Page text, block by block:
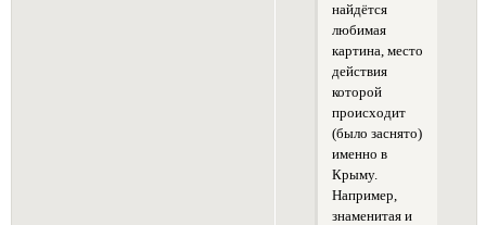
найдётся
любимая
картина, место
действия
которой
происходит
(было заснято)
именно в
Крыму.
Например,
знаменитая и